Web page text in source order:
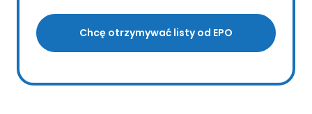
Chcę otrzymywać listy od EPO